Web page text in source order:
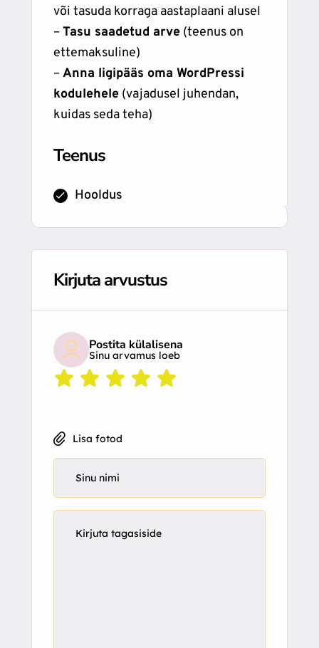
või tasuda korraga aastaplaani alusel
–Tasu saadetud arve (teenus on
ettemaksuline)
–Anna ligipääs oma WordPressi
kodulehele (vajadusel juhendan,
kuidas seda teha)
Teenus
Hooldus
Kirjuta arvustus
Postita külalisena
Sinu arvamus loeb
Lisa fotod